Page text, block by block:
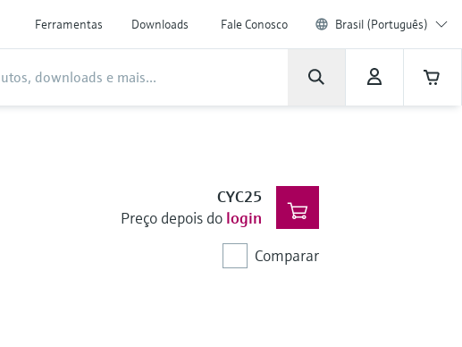
Ferramentas Downloads Fale Conosco Brasil (Português)
CYC25
Preço depois do login
Comparar